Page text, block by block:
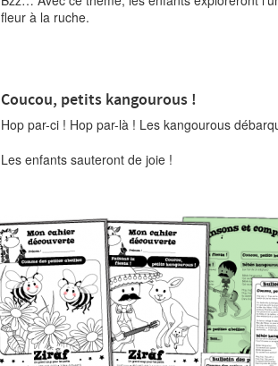
fleur à la ruche.
Coucou, petits kangourous !
Hop par-ci ! Hop par-là ! Les kangourous
Les enfants sauteront de joie !